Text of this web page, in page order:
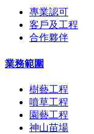
專業認可
客戶及工程
合作夥伴
業務範圍
樹藝工程
噴草工程
園藝工程
神山苗場